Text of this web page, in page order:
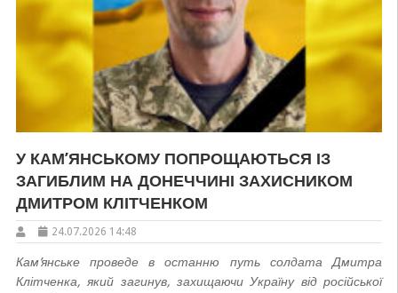
У КАМ’ЯНСЬКОМУ ПОПРОЩАЮТЬСЯ ІЗ
ЗАГИБЛИМ НА ДОНЕЧЧИНІ ЗАХИСНИКОМ
ДМИТРОМ КЛІТЧЕНКОМ
24.07.2026 14:48
Кам’янське проведе в останню путь солдата Дмитра
Клітченка, який загинув, захищаючи Україну від російської